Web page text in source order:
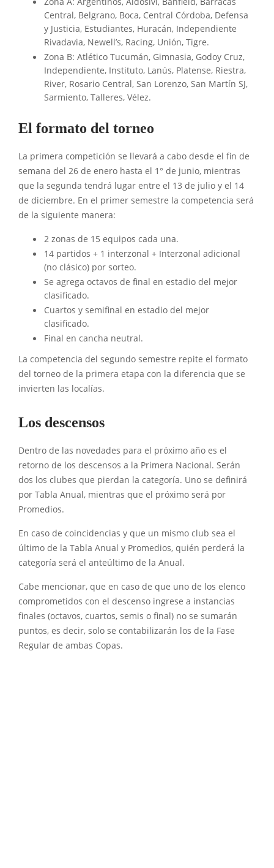
Central, Belgrano, Boca, Central Córdoba, Defensa
y Justicia, Estudiantes, Huracán, Independiente
Rivadavia, Newell’s, Racing, Unión, Tigre.
Zona B: Atlético Tucumán, Gimnasia, Godoy Cruz,
Independiente, Instituto, Lanús, Platense, Riestra,
River, Rosario Central, San Lorenzo, San Martín SJ,
Sarmiento, Talleres, Vélez.
El formato del torneo
La primera competición se llevará a cabo desde el fin de
semana del 26 de enero hasta el 1° de junio, mientras
que la segunda tendrá lugar entre el 13 de julio y el 14
de diciembre. En el primer semestre la competencia será
de la siguiente manera:
2 zonas de 15 equipos cada una.
14 partidos + 1 interzonal + Interzonal adicional
(no clásico) por sorteo.
Se agrega octavos de final en estadio del mejor
clasificado.
Cuartos y semifinal en estadio del mejor
clasificado.
Final en cancha neutral.
La competencia del segundo semestre repite el formato
del torneo de la primera etapa con la diferencia que se
invierten las localías.
Los descensos
Dentro de las novedades para el próximo año es el
retorno de los descensos a la Primera Nacional. Serán
dos los clubes que pierdan la categoría. Uno se definirá
por Tabla Anual, mientras que el próximo será por
Promedios.
En caso de coincidencias y que un mismo club sea el
último de la Tabla Anual y Promedios, quién perderá la
categoría será el anteúltimo de la Anual.
Cabe mencionar, que en caso de que uno de los elenco
comprometidos con el descenso ingrese a instancias
finales (octavos, cuartos, semis o final) no se sumarán
puntos, es decir, solo se contabilizarán los de la Fase
Regular de ambas Copas.